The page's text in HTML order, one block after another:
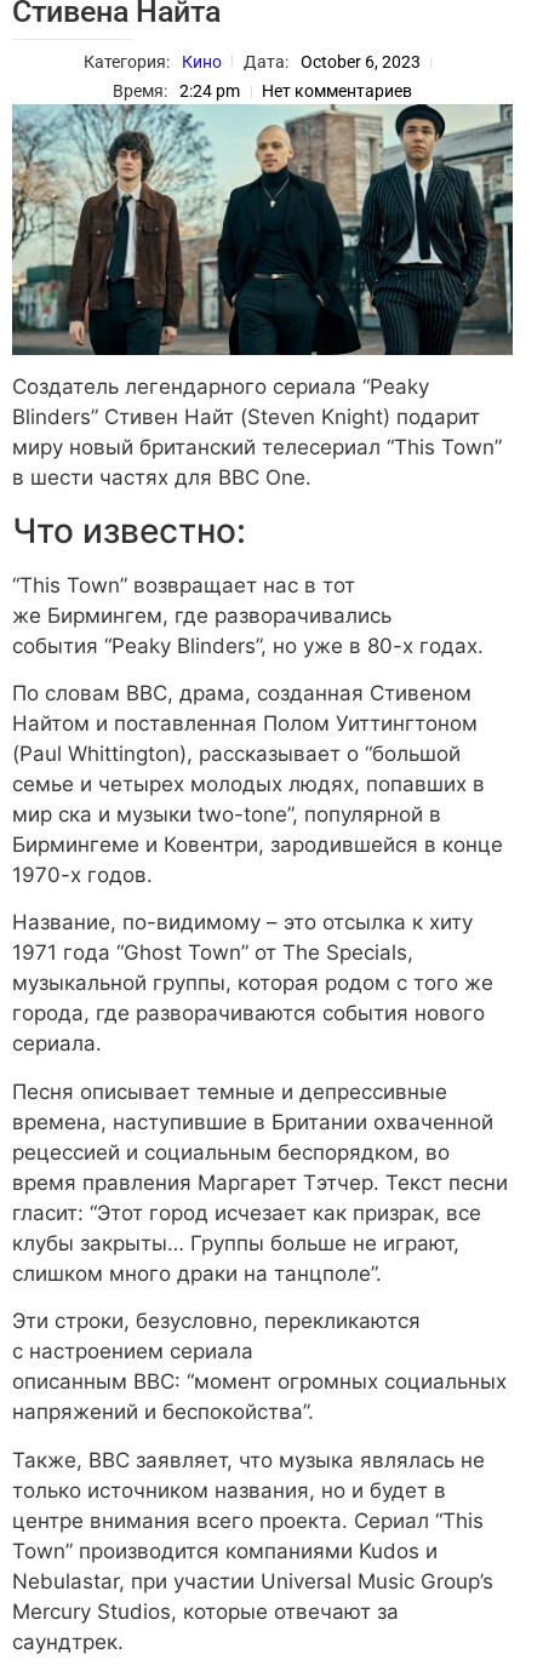
Стивена Найта
Категория: Кино Дата:
October 6, 2023
Время:
2:24 pm Нет комментариев
Создатель легендарного сериала “Peaky
Blinders” Стивен Найт (Steven Knight) подарит
миру новый британский телесериал “This Town”
в шести частях для BBC One.
Что известно:
“This Town” возвращает нас в тот
же Бирмингем, где разворачивались
события “Peaky Blinders”, но уже в 80-х годах.
По словам BBC, драма, созданная Стивеном
Найтом и поставленная Полом Уиттингтоном
(Paul Whittington), рассказывает о “большой
семье и четырех молодых людях, попавших в
мир ска и музыки two-tone”, популярной в
Бирмингеме и Ковентри, зародившейся в конце
1970-х годов.
Название, по-видимому – это отсылка к хиту
1971 года “Ghost Town” от The Specials,
музыкальной группы, которая родом с того же
города, где разворачиваются события нового
сериала.
Песня описывает темные и депрессивные
времена, наступившие в Британии охваченной
рецессией и социальным беспорядком, во
время правления Маргарет Тэтчер. Текст песни
гласит: “Этот город исчезает как призрак, все
клубы закрыты… Группы больше не играют,
слишком много драки на танцполе”.
Эти строки, безусловно, перекликаются
с настроением сериала
описанным BBC: “момент огромных социальных
напряжений и беспокойства”.
Также, BBC заявляет, что музыка являлась не
только источником названия, но и будет в
центре внимания всего проекта. Сериал “This
Town” производится компаниями Kudos и
Nebulastar, при участии Universal Music Group’s
Mercury Studios, которые отвечают за
саундтрек.